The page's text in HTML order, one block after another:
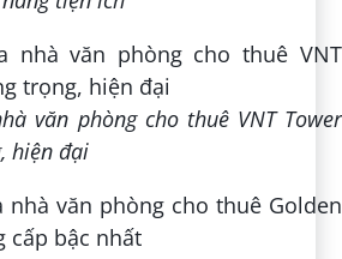
văn phòng cho thuê VNT Tower
hiện đại